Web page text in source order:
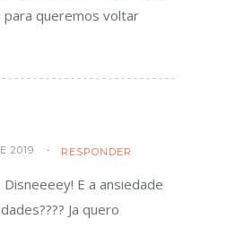
para queremos voltar
2019 RESPONDER
E a ansiedade
Ja quero